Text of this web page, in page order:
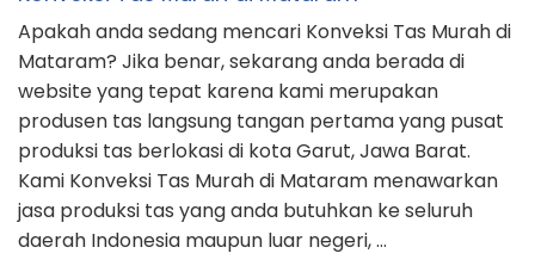
Apakah anda sedang mencari Konveksi Tas Murah di
Mataram? Jika benar, sekarang anda berada di
website yang tepat karena kami merupakan
produsen tas langsung tangan pertama yang pusat
produksi tas berlokasi di kota Garut, Jawa Barat.
Kami Konveksi Tas Murah di Mataram menawarkan
jasa produksi tas yang anda butuhkan ke seluruh
daerah Indonesia maupun luar negeri, …